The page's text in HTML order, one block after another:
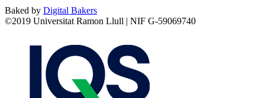
Baked by Digital Bakers
©2019 Universitat Ramon Llull | NIF G-59069740